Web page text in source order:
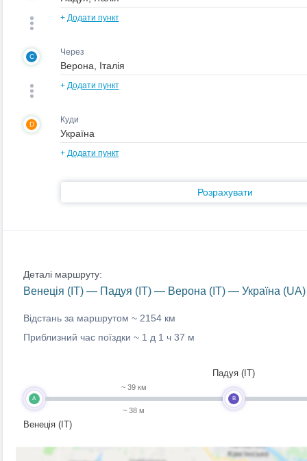
+ Додати пункт
C Через
+ Додати пункт
D Куди
+ Додати пункт
Розрахувати
Деталі маршруту:
Венеція (IT) — Падуя (IT) — Верона (IT) — Україна (UA)
Відстань за маршрутом ~ 2154 км
Приблизний час поїздки ~ 1 д 1 ч 37 м
A
Венеція (IT)
~ 39 км
~ 38 м
B
Падуя (IT)